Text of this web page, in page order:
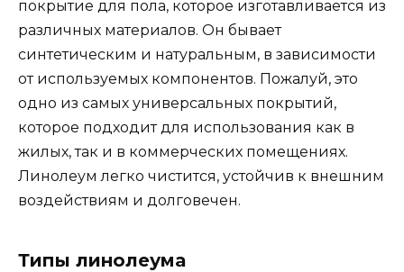
покрытие для пола, которое изготавливается из
различных материалов. Он бывает
синтетическим и натуральным, в зависимости
от используемых компонентов. Пожалуй, это
одно из самых универсальных покрытий,
которое подходит для использования как в
жилых, так и в коммерческих помещениях.
Линолеум легко чистится, устойчив к внешним
воздействиям и долговечен.
Типы линолеума